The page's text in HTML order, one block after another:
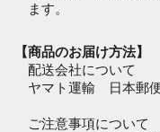
ます。
【商品のお届け方法】
配送会社について
ヤマト運輸 日本郵
ご注意事項について